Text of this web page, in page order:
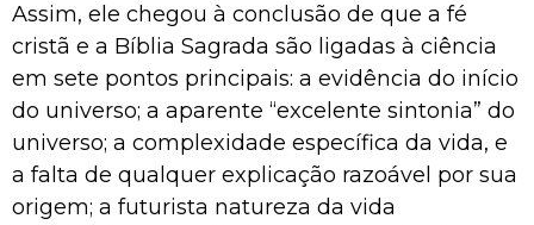
Assim, ele chegou à conclusão de que a fé
cristã e a Bíblia Sagrada são ligadas à ciência
em sete pontos principais: a evidência do início
do universo; a aparente “excelente sintonia” do
universo; a complexidade específica da vida, e
a falta de qualquer explicação razoável por sua
origem; a futurista natureza da vida